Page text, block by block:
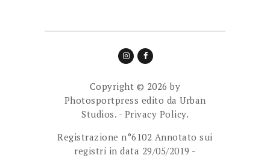
Copyright © 2026 by
Photosportpress edito da Urban
Studios. - Privacy Policy.
Registrazione n°6102 Annotato sui
registri in data 29/05/2019 -